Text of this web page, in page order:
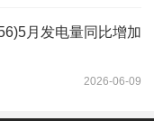
月发电量同比增加
2026-06-09